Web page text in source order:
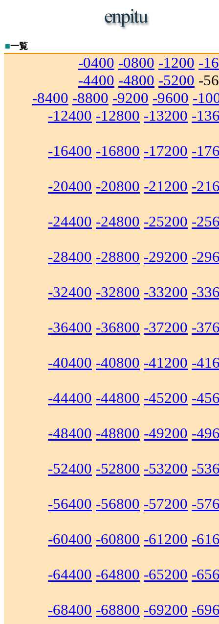
■一覧
-0400 -0800 -1200 -
-4400 -4800 -5200 -
-8400 -8800 -9200 -9600 -
-12400 -12800 -13200 -
-16400 -16800 -17200 -
-20400 -20800 -21200 -
-24400 -24800 -25200 -
-28400 -28800 -29200 -
-32400 -32800 -33200 -
-36400 -36800 -37200 -
-40400 -40800 -41200 -
-44400 -44800 -45200 -
-48400 -48800 -49200 -
-52400 -52800 -53200 -
-56400 -56800 -57200 -
-60400 -60800 -61200 -
-64400 -64800 -65200 -
-68400 -68800 -69200 -